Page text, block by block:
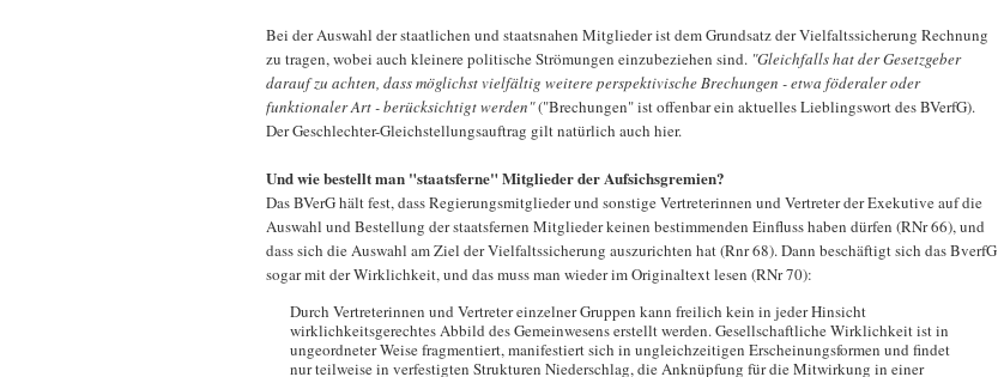
Bei der Auswahl der staatlichen und staatsnahen Mitglieder ist dem Grundsatz der Vielfaltssicherung Rechnung
zu tragen, wobei auch kleinere politische Strömungen einzubeziehen sind. "Gleichfalls hat der Gesetzgeber
darauf zu achten, dass möglichst vielfältig weitere perspektivische Brechungen - etwa föderaler oder
funktionaler Art - berücksichtigt werden"("Brechungen" ist offenbar ein aktuelles Lieblingswort des BVerfG).
Der Geschlechter-Gleichstellungsauftrag gilt natürlich auch hier.
Und wie bestellt man "staatsferne" Mitglieder der Aufsichsgremien?
Das BVerG hält fest, dass Regierungsmitglieder und sonstige Vertreterinnen und Vertreter der Exekutive auf die
Auswahl und Bestellung der staatsfernen Mitglieder keinen bestimmenden Einfluss haben dürfen (RNr 66), und
dass sich die Auswahl am Ziel der Vielfaltssicherung auszurichten hat (Rnr 68). Dann beschäftigt sich das BverfG
sogar mit der Wirklichkeit, und das muss man wieder im Originaltext lesen (RNr 70):
Durch Vertreterinnen und Vertreter einzelner Gruppen kann freilich kein in jeder Hinsicht
wirklichkeitsgerechtes Abbild des Gemeinwesens erstellt werden. Gesellschaftliche Wirklichkeit ist in
ungeordneter Weise fragmentiert, manifestiert sich in ungleichzeitigen Erscheinungsformen und findet
nur teilweise in verfestigten Strukturen Niederschlag, die Anknüpfung für die Mitwirkung in einer